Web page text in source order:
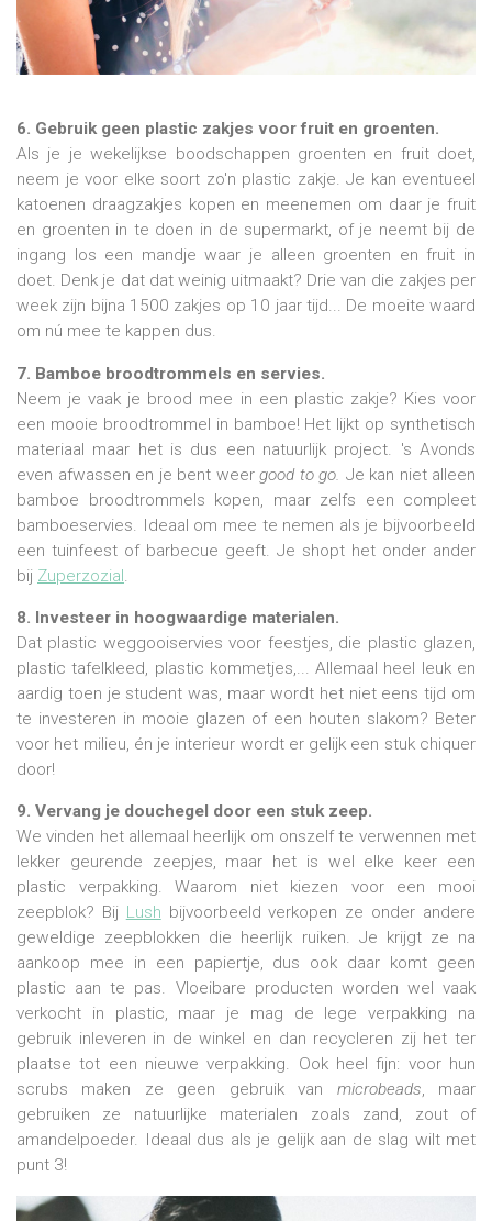
6. Gebruik geen plastic zakjes voor fruit en groenten.
Als je je wekelijkse boodschappen groenten en fruit doet,
neem je voor elke soort zo'n plastic zakje. Je kan eventueel
katoenen draagzakjes kopen en meenemen om daar je fruit
en groenten in te doen in de supermarkt, of je neemt bij de
ingang los een mandje waar je alleen groenten en fruit in
doet. Denk je dat dat weinig uitmaakt? Drie van die zakjes per
week zijn bijna 1500 zakjes op 10 jaar tijd... De moeite waard
om nú mee te kappen dus.
7. Bamboe broodtrommels en servies.
Neem je vaak je brood mee in een plastic zakje? Kies voor
een mooie broodtrommel in bamboe! Het lijkt op synthetisch
materiaal maar het is dus een natuurlijk project. 's Avonds
even afwassen en je bent weer good to go. Je kan niet alleen
bamboe broodtrommels kopen, maar zelfs een compleet
bamboeservies. Ideaal om mee te nemen als je bijvoorbeeld
een tuinfeest of barbecue geeft. Je shopt het onder ander
bij Zuperzozial
8. Investeer in hoogwaardige materialen.
Dat plastic weggooiservies voor feestjes, die plastic glazen,
plastic tafelkleed, plastic kommetjes,... Allemaal heel leuk en
aardig toen je student was, maar wordt het niet eens tijd om
te investeren in mooie glazen of een houten slakom? Beter
voor het milieu, én je interieur wordt er gelijk een stuk chiquer
door!
9. Vervang je douchegel door een stuk zeep.
We vinden het allemaal heerlijk om onszelf te verwennen met
lekker geurende zeepjes, maar het is wel elke keer een
plastic verpakking. Waarom niet kiezen voor een mooi
zeepblok? Bij Lush bijvoorbeeld verkopen ze onder andere
geweldige zeepblokken die heerlijk ruiken. Je krijgt ze na
aankoop mee in een papiertje, dus ook daar komt geen
plastic aan te pas. Vloeibare producten worden wel vaak
verkocht in plastic, maar je mag de lege verpakking na
gebruik inleveren in de winkel en dan recycleren zij het ter
plaatse tot een nieuwe verpakking. Ook heel fijn: voor hun
scrubs maken ze geen gebruik van microbeads, maar
gebruiken ze natuurlijke materialen zoals zand, zout of
amandelpoeder. Ideaal dus als je gelijk aan de slag wilt met
punt 3!